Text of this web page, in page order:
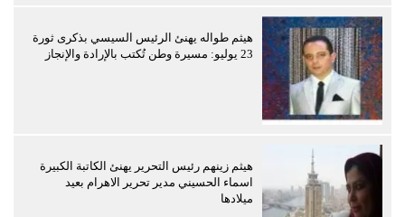
هيثم طواله يهنئ الرئيس السيسي بذكرى ثورة
23 يوليو: مسيرة وطن تُكتب بالإرادة والإنجاز
هيثم زينهم رئيس التحرير يهنئ الكاتبة الكبيرة
اسماء الحسيني مدير تحرير الاهرام بعيد
ميلادها